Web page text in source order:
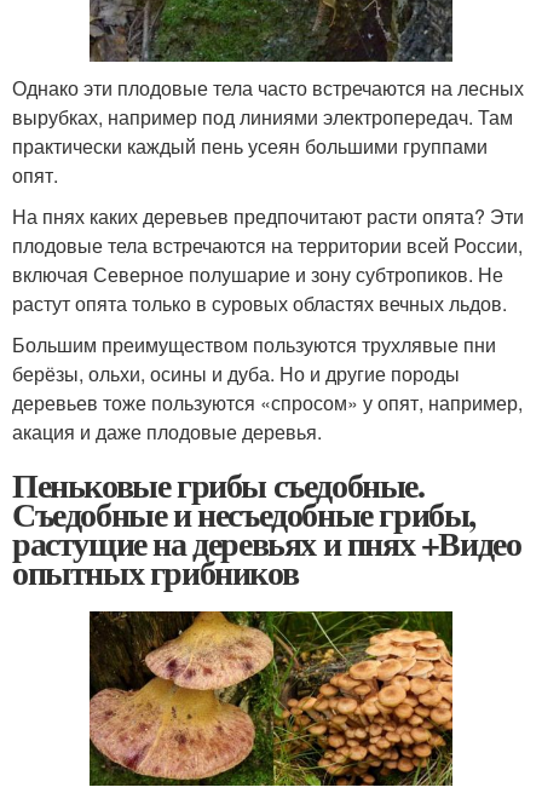
Однако эти плодовые тела часто встречаются на лесных
вырубках, например под линиями электропередач. Там
практически каждый пень усеян большими группами
опят.
На пнях каких деревьев предпочитают расти опята? Эти
плодовые тела встречаются на территории всей России,
включая Северное полушарие и зону субтропиков. Не
растут опята только в суровых областях вечных льдов.
Большим преимуществом пользуются трухлявые пни
берёзы, ольхи, осины и дуба. Но и другие породы
деревьев тоже пользуются «спросом» у опят, например,
акация и даже плодовые деревья.
Пеньковые грибы съедобные.
Съедобные и несъедобные грибы,
растущие на деревьях и пнях +Видео
опытных грибников